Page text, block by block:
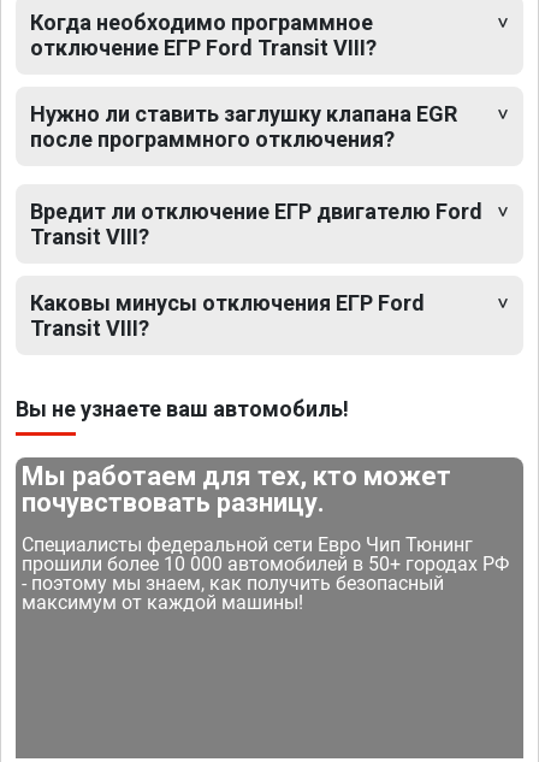
Когда необходимо программное
отключение ЕГР Ford Transit VIII?
Нужно ли ставить заглушку клапана EGR
после программного отключения?
Вредит ли отключение ЕГР двигателю Ford
Transit VIII?
Каковы минусы отключения ЕГР Ford
Transit VIII?
Вы не узнаете ваш автомобиль!
Мы работаем для тех, кто может
почувствовать разницу.
Специалисты федеральной сети Евро Чип Тюнинг
прошили более 10 000 автомобилей в 50+ городах РФ
- поэтому мы знаем, как получить безопасный
максимум от каждой машины!